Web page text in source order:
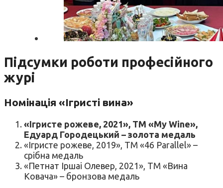
Підсумки роботи професійного
журі
Номінація «Ігристі вина»
«Ігристе рожеве, 2021», ТМ «My Wine»,
Едуард Городецький – золота медаль
«Ігристе рожеве, 2019», ТМ «46 Parallel» –
срібна медаль
«Петнат Іршаі Олевер, 2021», ТМ «Вина
Ковача» – бронзова медаль